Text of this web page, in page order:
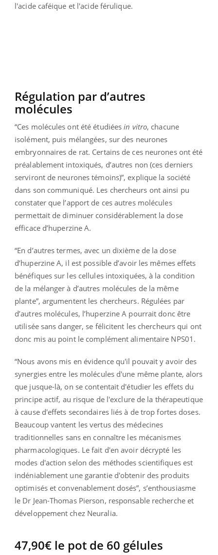
l'acide caféique et l'acide férulique.
Régulation par d’autres
molécules
“Ces molécules ont été étudiéesin vitro, chacune
isolément, puis mélangées, sur des neurones
embryonnaires de rat. Certains de ces neurones ont été
préalablement intoxiqués, d’autres non (ces derniers
serviront de neurones témoins)”, explique la société
dans son communiqué. Les chercheurs ont ainsi pu
constater que l’apport de ces autres molécules
permettait de diminuer considérablement la dose
efficace d’huperzine A.
“En d’autres termes, avec un dixième de la dose
d’huperzine A, il est possible d’avoir les mêmes effets
bénéfiques sur les cellules intoxiquées, à la condition
de la mélanger à d’autres molécules de la même
plante”, argumentent les chercheurs. Régulées par
d’autres molécules, l’huperzine A pourrait donc être
utilisée sans danger, se félicitent les chercheurs qui ont
donc mis au point le complément alimentaire NPS01.
“Nous avons mis en évidence qu'il pouvait y avoir des
synergies entre les molécules d'une même plante, alors
que jusque-là, on se contentait d'étudier les effets du
principe actif, au risque de l'exclure de la thérapeutique
à cause d'effets secondaires liés à de trop fortes doses.
Beaucoup vantent les vertus des médecines
traditionnelles sans en connaître les mécanismes
pharmacologiques. Le fait d'en avoir décrypté les
modes d'action selon des méthodes scientifiques est
indéniablement une garantie d'obtenir des produits
optimisés et convenablement dosés”, s’enthousiasme
le Dr Jean-Thomas Pierson, responsable recherche et
développement chez Neuralia.
47,90€ le pot de 60 gélules